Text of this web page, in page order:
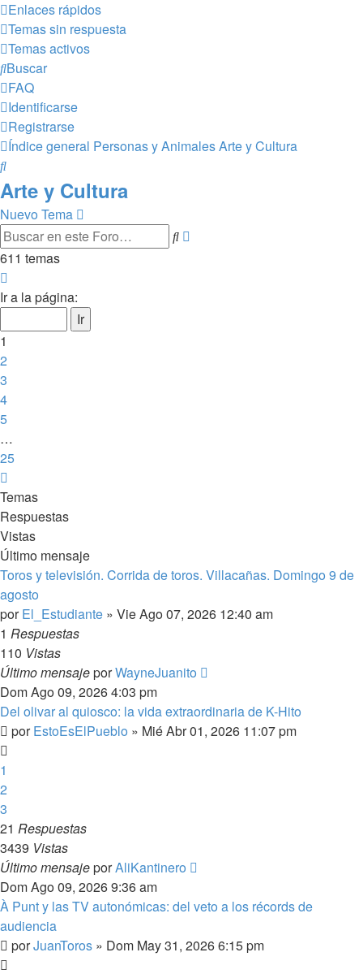
Enlaces rápidos
Temas sin respuesta
Temas activos
Buscar
FAQ
Identificarse
Registrarse
Índice general Personas y AnimalesArte y Cultura
Buscar
Arte y Cultura
Nuevo Tema
Buscar
611 temas
1
25
Ir a la página:
1
2
3
4
5
…
25
Temas
Respuestas
Vistas
Último mensaje
Toros y televisión. Corrida de toros. Villacañas. Domingo 9 de
agosto
porEl_Estudiante » Vie Ago 07, 2026 12:40 am
1 Respuestas
110 Vistas
Último mensajeporWayneJuanito
Dom Ago 09, 2026 4:03 pm
Del olivar al quiosco: la vida extraordinaria de K-Hito
porEstoEsElPueblo » Mié Abr 01, 2026 11:07 pm
1
2
3
21 Respuestas
3439 Vistas
Último mensajeporAliKantinero
Dom Ago 09, 2026 9:36 am
À Punt y las TV autonómicas: del veto a los récords de
audiencia
porJuanToros » Dom May 31, 2026 6:15 pm